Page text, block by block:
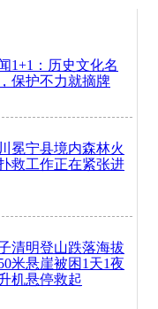
1+1：历史文化名
保护不力就摘牌
冕宁县境内森林火
救工作正在紧张进
清明登山跌落海拔
米悬崖被困1天1夜
机悬停救起